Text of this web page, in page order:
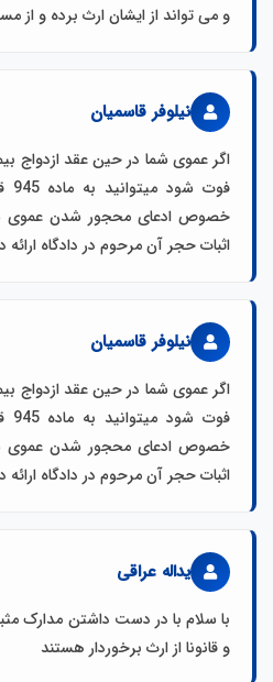
و می تواند از ایشان ارث برده و از
نیلوفر قاسمیان
اگر عموی شما در حین عقد ازدواج
خصوص ادعای محجور شدن عموی
اثبات حجر آن مرحوم در دادگاه ارائه
نیلوفر قاسمیان
اگر عموی شما در حین عقد ازدواج
خصوص ادعای محجور شدن عموی
اثبات حجر آن مرحوم در دادگاه ارائه
یداله عراقی
با سلام با در دست داشتن مدارک
و قانونا از ارث برخوردار هستند